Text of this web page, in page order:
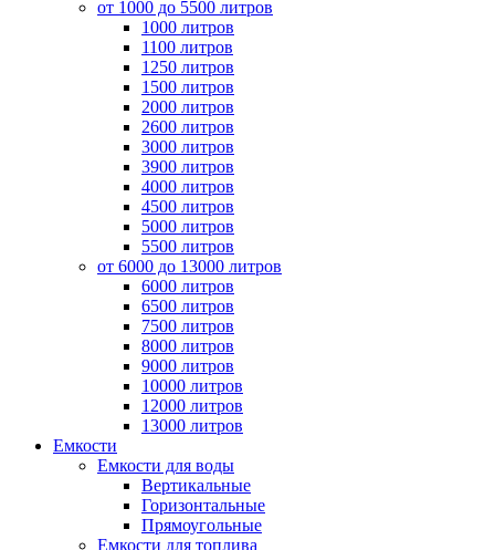
от 1000 до 5500 литров
1000 литров
1100 литров
1250 литров
1500 литров
2000 литров
2600 литров
3000 литров
3900 литров
4000 литров
4500 литров
5000 литров
5500 литров
от 6000 до 13000 литров
6000 литров
6500 литров
7500 литров
8000 литров
9000 литров
10000 литров
12000 литров
13000 литров
Емкости
Емкости для воды
Вертикальные
Горизонтальные
Прямоугольные
Емкости для топлива